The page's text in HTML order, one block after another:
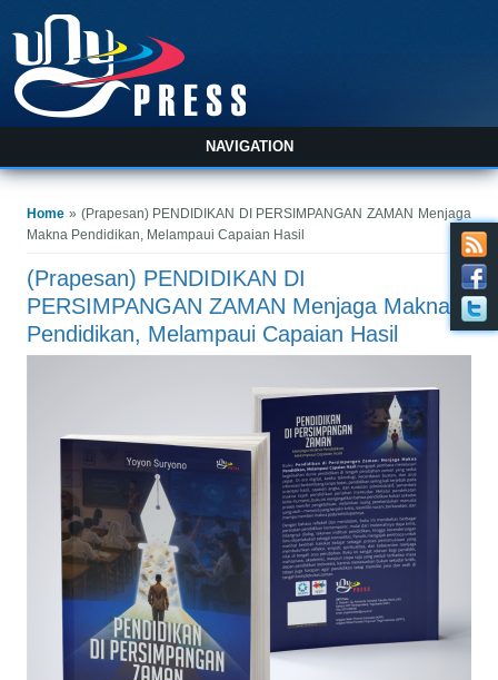
NAVIGATION
Home » (Prapesan) PENDIDIKAN DI PERSIMPANGAN ZAMAN Menjaga
Makna Pendidikan, Melampaui Capaian Hasil
(Prapesan) PENDIDIKAN DI
PERSIMPANGAN ZAMAN Menjaga Makna
Pendidikan, Melampaui Capaian Hasil